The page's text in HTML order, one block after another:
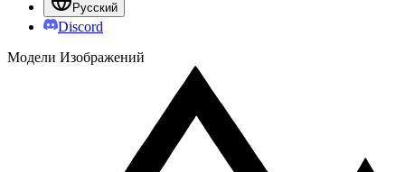
Русский
Discord
Модели Изображений